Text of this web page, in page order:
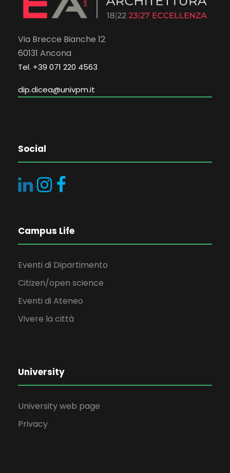
Via Brecce Bianche 12
60131 Ancona
Tel. +39 071 220 4563
dip.dicea@univpm.it
Social
Campus Life
Eventi di Dipartimento
Citizen/open science
Eventi di Ateneo
Vivere la città
University
University web page
Privacy